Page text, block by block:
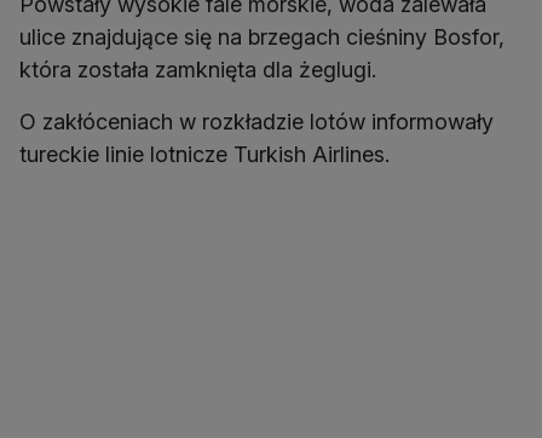
ulice znajdujące się na brzegach cieśniny Bosfor,
która została zamknięta dla żeglugi.
O zakłóceniach w rozkładzie lotów informowały
tureckie linie lotnicze Turkish Airlines.